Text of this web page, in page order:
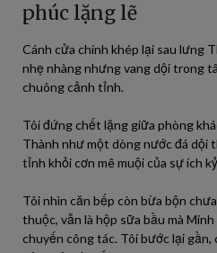
phúc lặng lẽ
Cánh cửa chính khép lại sau lưng
nhẹ nhàng nhưng vang dội trong
chuông cảnh tỉnh.
Tôi đứng chết lặng giữa phòng
Thành như một dòng nước đá dội
tỉnh khỏi cơn mê muội của sự ích
Tôi nhìn căn bếp còn bừa bộn
thuộc, vẫn là hộp sữa bầu mà
chuyến công tác. Tôi bước lại gần,